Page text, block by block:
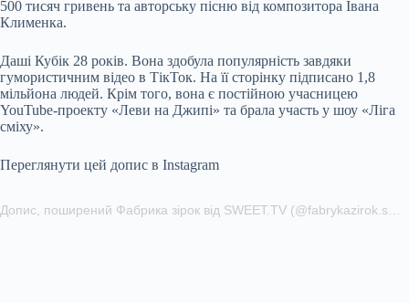
500 тисяч гривень та авторську пісню від композитора Івана
Клименка.
Даші Кубік 28 років. Вона здобула популярність завдяки
гумористичним відео в ТікТок. На її сторінку підписано 1,8
мільйона людей. Крім того, вона є постійною учасницею
YouTube-проекту «Леви на Джипі» та брала участь у шоу «Ліга
сміху».
Переглянути цей допис в Instagram